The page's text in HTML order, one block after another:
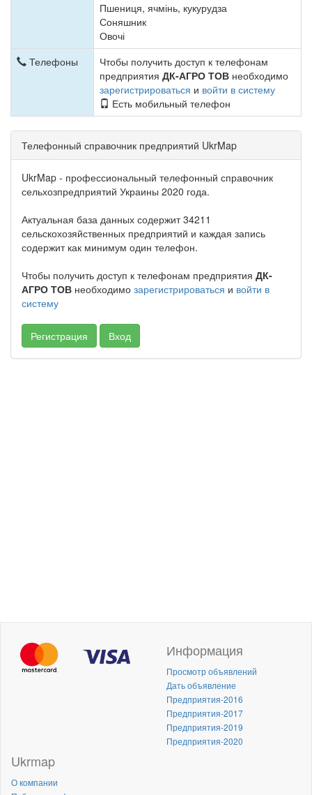
Пшениця, ячмінь, кукурудза
Соняшник
Овочі
Телефоны
Чтобы получить доступ к телефонам
предприятия ДК-АГРО ТОВ необходимо
зарегистрироваться и войти в систему
Есть мобильный телефон
Телефонный справочник предприятий UkrMap
UkrMap - профессиональный телефонный справочник
сельхозпредприятий Украины 2020 года.
Актуальная база данных содержит 34211
сельскохозяйственных предприятий и каждая запись
содержит как минимум один телефон.
Чтобы получить доступ к телефонам предприятия ДК-
АГРО ТОВ необходимо зарегистрироваться и войти в
систему
Регистрация Вход
Информация
Просмотр объявлений
Дать объявление
Предприятия-2016
Предприятия-2017
Предприятия-2019
Предприятия-2020
Ukrmap
О компании